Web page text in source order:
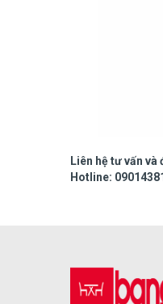
Liên hệ tư vấn
Hotline: